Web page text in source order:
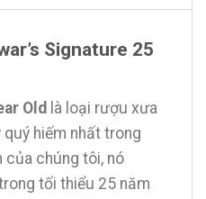
Signature 25
Old là loại rượu xưa
hiếm nhất trong
của chúng tôi, nó
tối thiểu 25 năm